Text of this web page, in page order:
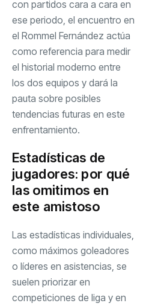
con partidos cara a cara en
ese periodo, el encuentro en
el Rommel Fernández actúa
como referencia para medir
el historial moderno entre
los dos equipos y dará la
pauta sobre posibles
tendencias futuras en este
enfrentamiento.
Estadísticas de
jugadores: por qué
las omitimos en
este amistoso
Las estadísticas individuales,
como máximos goleadores
o líderes en asistencias, se
suelen priorizar en
competiciones de liga y en